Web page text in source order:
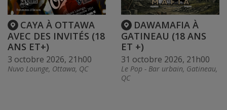
CAYA À OTTAWA
AVEC DES INVITÉS (18
ANS ET+)
3 octobre 2026, 21h00
Nuvo Lounge, Ottawa, QC
DAWAMAFIA À
GATINEAU (18 ANS
ET +)
31 octobre 2026, 21h00
Le Pop - Bar urbain, Gatineau,
QC